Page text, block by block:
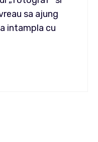
sa ajung
intampla cu